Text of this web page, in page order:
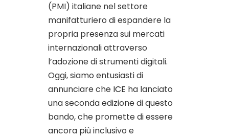
(PMI) italiane nel settore
manifatturiero di espandere la
propria presenza sui mercati
internazionali attraverso
l’adozione di strumenti digitali.
Oggi, siamo entusiasti di
annunciare che ICE ha lanciato
una seconda edizione di questo
bando, che promette di essere
ancora più inclusivo e